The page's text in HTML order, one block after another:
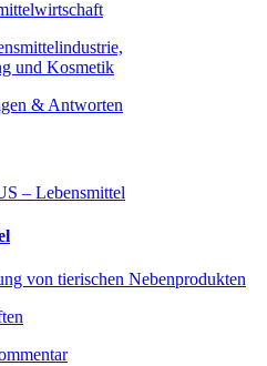
und Kosmetik
& Antworten
– Lebensmittel
von tierischen Nebenprodukten